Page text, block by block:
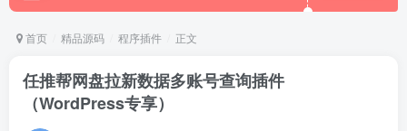
首页 精品源码 程序插件 正文
任推帮网盘拉新数据多账号查询插件
（WordPress专享）